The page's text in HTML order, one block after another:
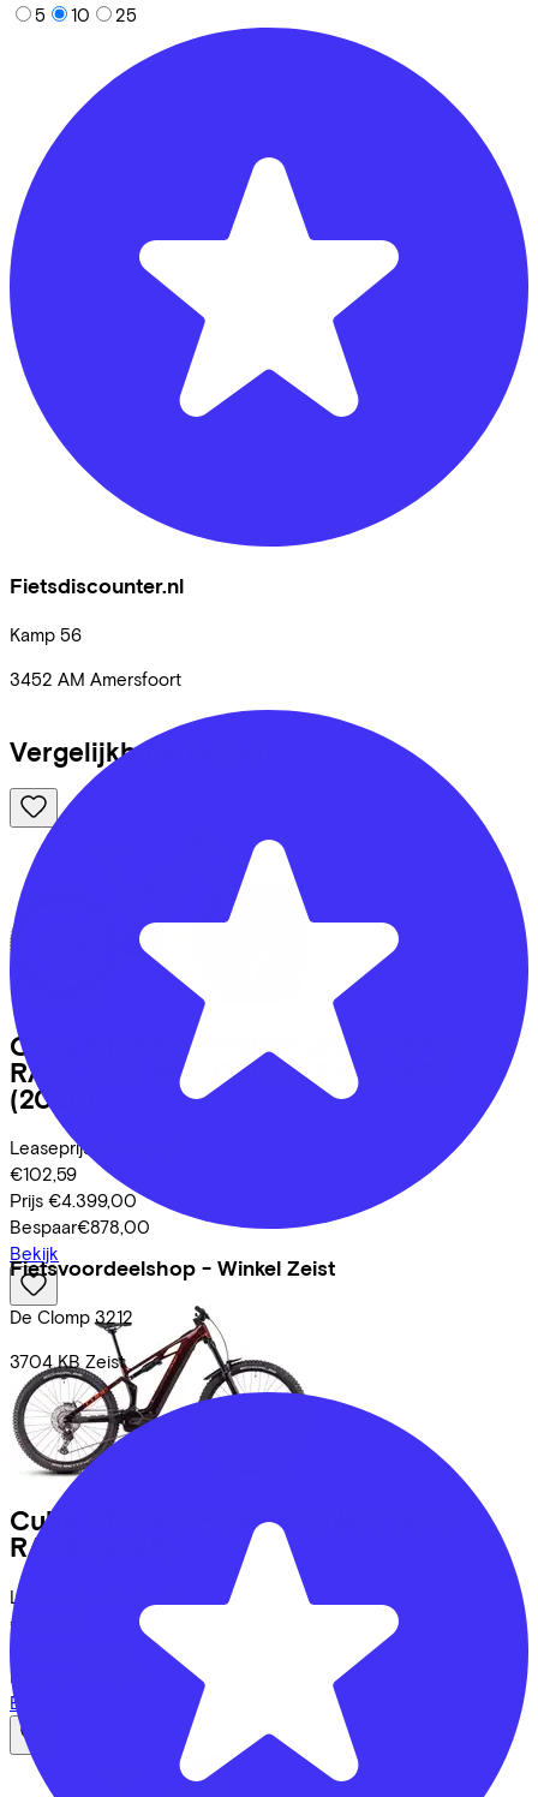
5
10 25
Fietsdiscounter.nl
Kamp 56
3452 AM Amersfoort
Fietsvoordeelshop - Winkel Zeist
De Clomp 3212
3704 KB Zeist
Vergelijkbare fietsen
Cube
STEREO HYBRID ONE77 HPC
RACE 800 WILLOWGREEN/BLACK
(2026)
Leaseprijs p/m vanaf
€102,59
Prijs €4.399,00
Bespaar€878,00
Bekijk
Cube
STEREO HYBRID ONE77 HPC
RACE
Leaseprijs p/m vanaf
€100,60
Prijs
Bespaar
Bekijk